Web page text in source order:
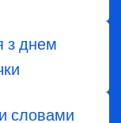
з днем
словами